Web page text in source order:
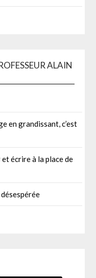
ALAIN
en grandissant, c’est
écrire à la place de